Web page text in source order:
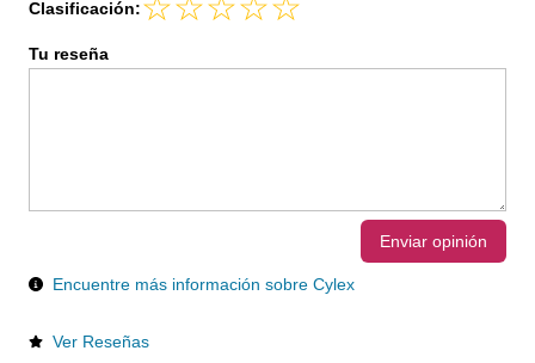
Clasificación:
Tu reseña
Enviar opinión
Encuentre más información sobre Cylex
Ver Reseñas